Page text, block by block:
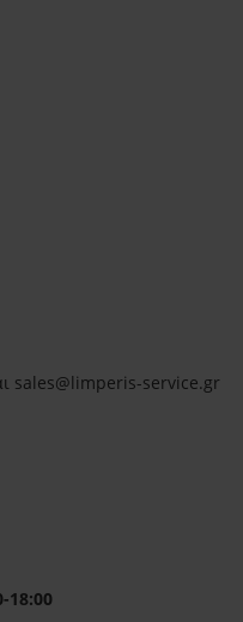
sales@limperis-service.gr
18:00